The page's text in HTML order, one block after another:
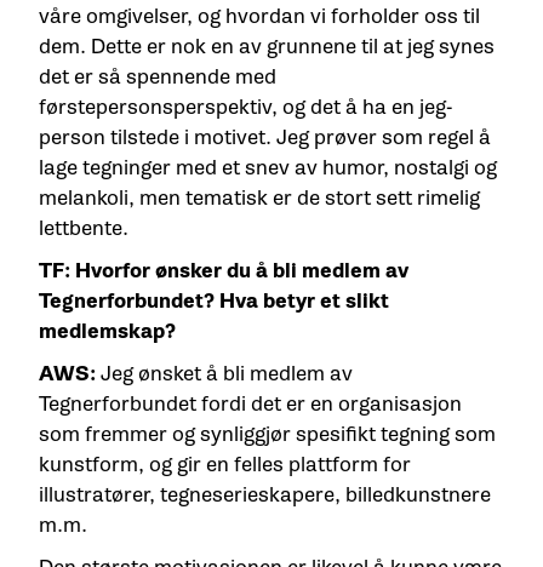
våre omgivelser, og hvordan vi forholder oss til
dem. Dette er nok en av grunnene til at jeg synes
det er så spennende med
førstepersonsperspektiv, og det å ha en jeg-
person tilstede i motivet. Jeg prøver som regel å
lage tegninger med et snev av humor, nostalgi og
melankoli, men tematisk er de stort sett rimelig
lettbente.
TF: Hvorfor ønsker du å bli medlem av
Tegnerforbundet? Hva betyr et slikt
medlemskap?
AWS:Jeg ønsket å bli medlem av
Tegnerforbundet fordi det er en organisasjon
som fremmer og synliggjør spesifikt tegning som
kunstform, og gir en felles plattform for
illustratører, tegneserieskapere, billedkunstnere
m.m.